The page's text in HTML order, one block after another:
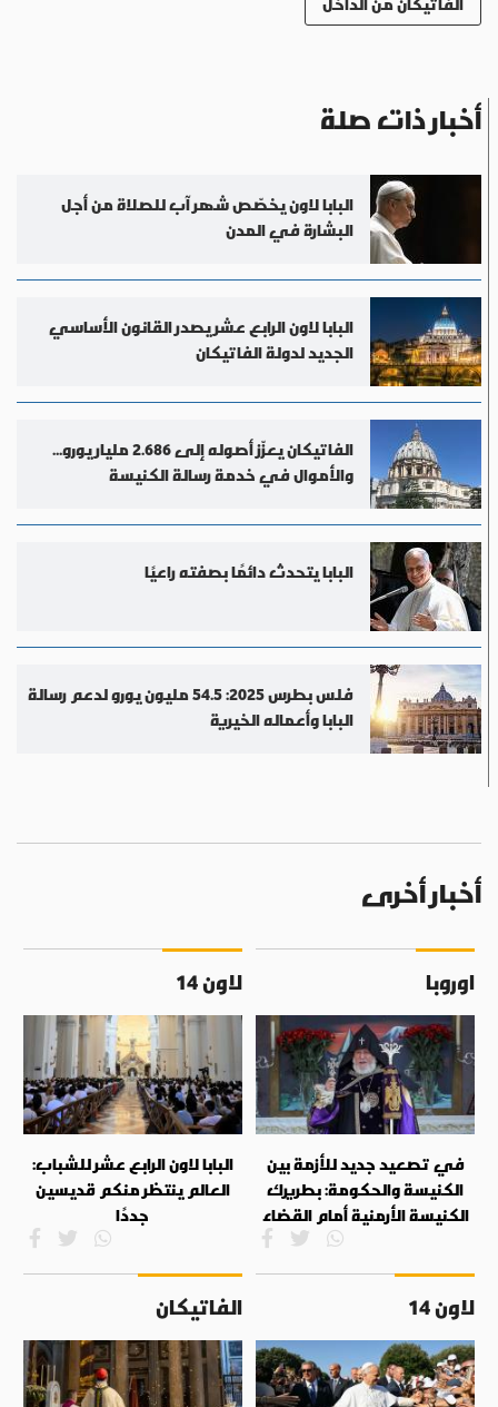
أخبار ذات صلة
البابا لاون يخصّص شهر آب للصلاة من أجل
البشارة في المدن
البابا لاون الرابع عشر يصدر القانون الأساسي
الجديد لدولة الفاتيكان
الفاتيكان يعزّز أصوله إلى 2.686 مليار يورو...
والأموال في خدمة رسالة الكنيسة
البابا يتحدث دائمًا بصفته راعيًا
فلس بطرس 2025: 54.5 مليون يورو لدعم رسالة
البابا وأعماله الخيرية
أخبار أخرى
اوروبا
في تصعيد جديد للأزمة بين
الكنيسة والحكومة: بطريرك
الكنيسة الأرمنية أمام القضاء
لاون 14
البابا لاون الرابع عشر للشباب:
العالم ينتظر منكم قديسين
جددًا
لاون 14 الفاتيكان